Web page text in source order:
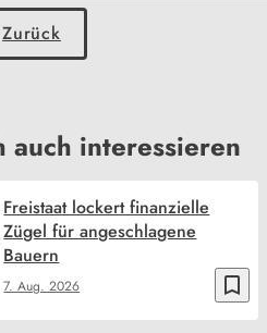
Zurück
auch interessieren
bookmark_border
7. Aug. 2026
Freistaat lockert finanzielle
Zügel für angeschlagene
Bauern